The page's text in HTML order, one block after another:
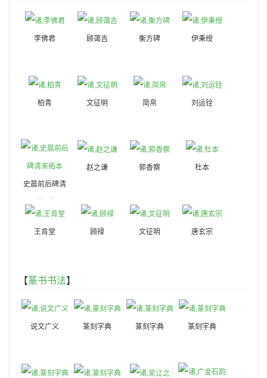
李佛君 顾蔼吉 衡方碑 伊秉绶
柏青 文征明 简帛 刘运铨
史晨前后碑清
末拓本
赵之谦 郭香察 杜本
王肯堂 顾禄 文征明 唐玄宗
【篆书书法】
说文广义 篆刻字典 篆刻字典 篆刻字典